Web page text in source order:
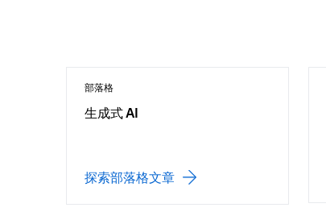
部落格
生成式 AI
探索部落格文章